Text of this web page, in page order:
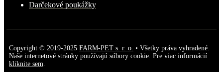
Darčekové poukážky
Copyright © 2019-2025 FARM-PET s. r. o. • Všetky práva vyhradené.
Naše internetové stránky používajú súbory cookie. Pre viac informácií
kliknite sem.